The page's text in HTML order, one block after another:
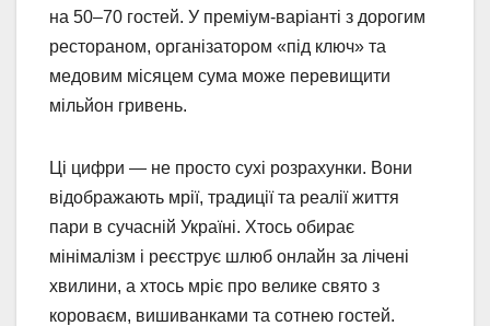
на 50–70 гостей. У преміум-варіанті з дорогим
рестораном, організатором «під ключ» та
медовим місяцем сума може перевищити
мільйон гривень.
Ці цифри — не просто сухі розрахунки. Вони
відображають мрії, традиції та реалії життя
пари в сучасній Україні. Хтось обирає
мінімалізм і реєструє шлюб онлайн за лічені
хвилини, а хтось мріє про велике свято з
короваєм, вишиванками та сотнею гостей.